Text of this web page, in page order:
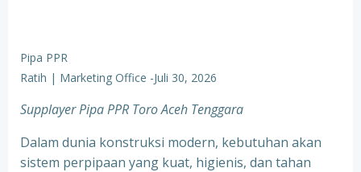
Pipa PPR
Ratih | Marketing Office -Juli 30, 2026
Supplayer Pipa PPR Toro Aceh Tenggara
Dalam dunia konstruksi modern, kebutuhan akan
sistem perpipaan yang kuat, higienis, dan tahan